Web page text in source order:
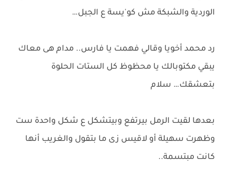
الوردية والشبكة مش كو'يسة ع الجبل…
رد محمد أخويا وقالي فهمت يا فارس.. مدام هى معاك
يبقي مكتوبالك يا محظوظ كل الستات الحلوة
بتعشقك… سلام
بعدها لقيت الرمل بيرتفع وبيتشكل ع شكل واحدة ست
وظهرت سهيلة أو لاقيس زى ما بتقول والغريب أنها
كانت مبتسمة..